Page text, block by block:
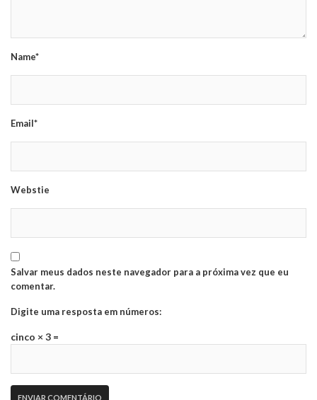
Name*
Email*
Webstie
Salvar meus dados neste navegador para a próxima vez que eu
comentar.
Digite uma resposta em números:
cinco × 3 =